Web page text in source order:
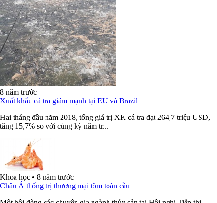
8 năm trước
Xuất khẩu cá tra giảm mạnh tại EU và Brazil
Hai tháng đầu năm 2018, tổng giá trị XK cá tra đạt 264,7 triệu USD,
tăng 15,7% so với cùng kỳ năm tr...
Khoa học • 8 năm trước
Châu Á thống trị thương mại tôm toàn cầu